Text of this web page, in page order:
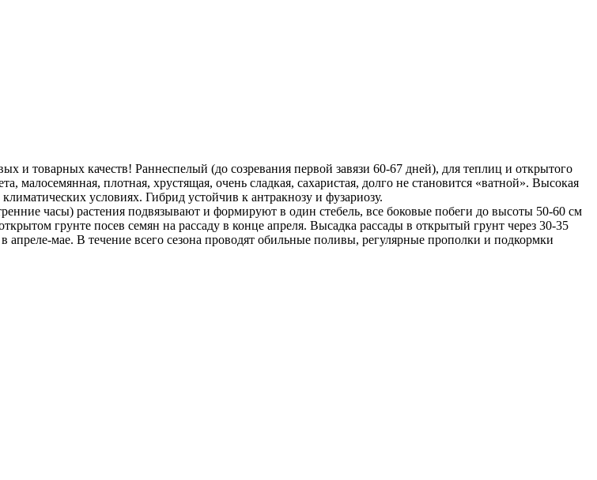
и товарных качеств! Раннеспелый (до созревания первой завязи 60-67 дней), для теплиц и открытого
малосемянная, плотная, хрустящая, очень сладкая, сахаристая, долго не становится «ватной». Высокая
условиях. Гибрид устойчив к антракнозу и фузариозу.
часы) растения подвязывают и формируют в один стебель, все боковые побеги до высоты 50-60 см
грунте посев семян на рассаду в конце апреля. Высадка рассады в открытый грунт через 30-35
мае. В течение всего сезона проводят обильные поливы, регулярные прополки и подкормки